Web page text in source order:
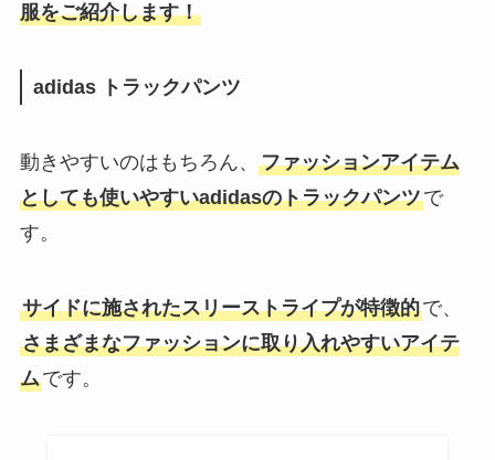
服をご紹介します！
adidas トラックパンツ
動きやすいのはもちろん、 ファッションアイテム
としても使いやすいadidasのトラックパンツで
す。
サイドに施されたスリーストライプが特徴的で、
さまざまなファッションに取り入れやすいアイテ
ムです。